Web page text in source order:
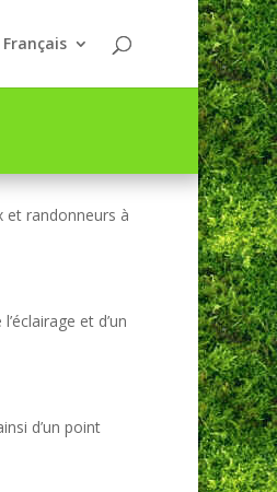
Français
et randonneurs à
et d’un
d’un point